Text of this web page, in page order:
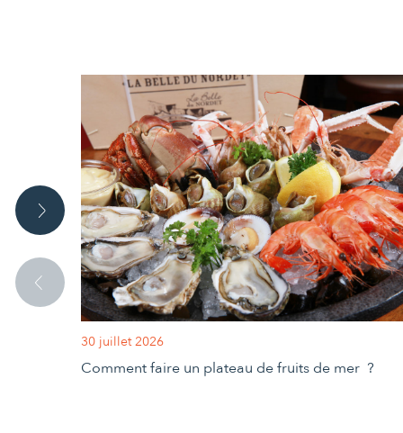
30 juillet 2026
Comment faire un plateau de fruits de mer ?